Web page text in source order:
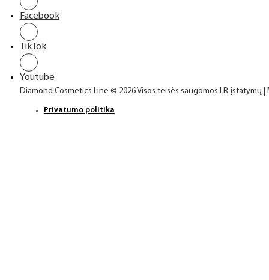
Facebook
TikTok
Youtube
Diamond Cosmetics Line © 2026 Visos teisės saugomos LR įstatymų
Privatumo politika